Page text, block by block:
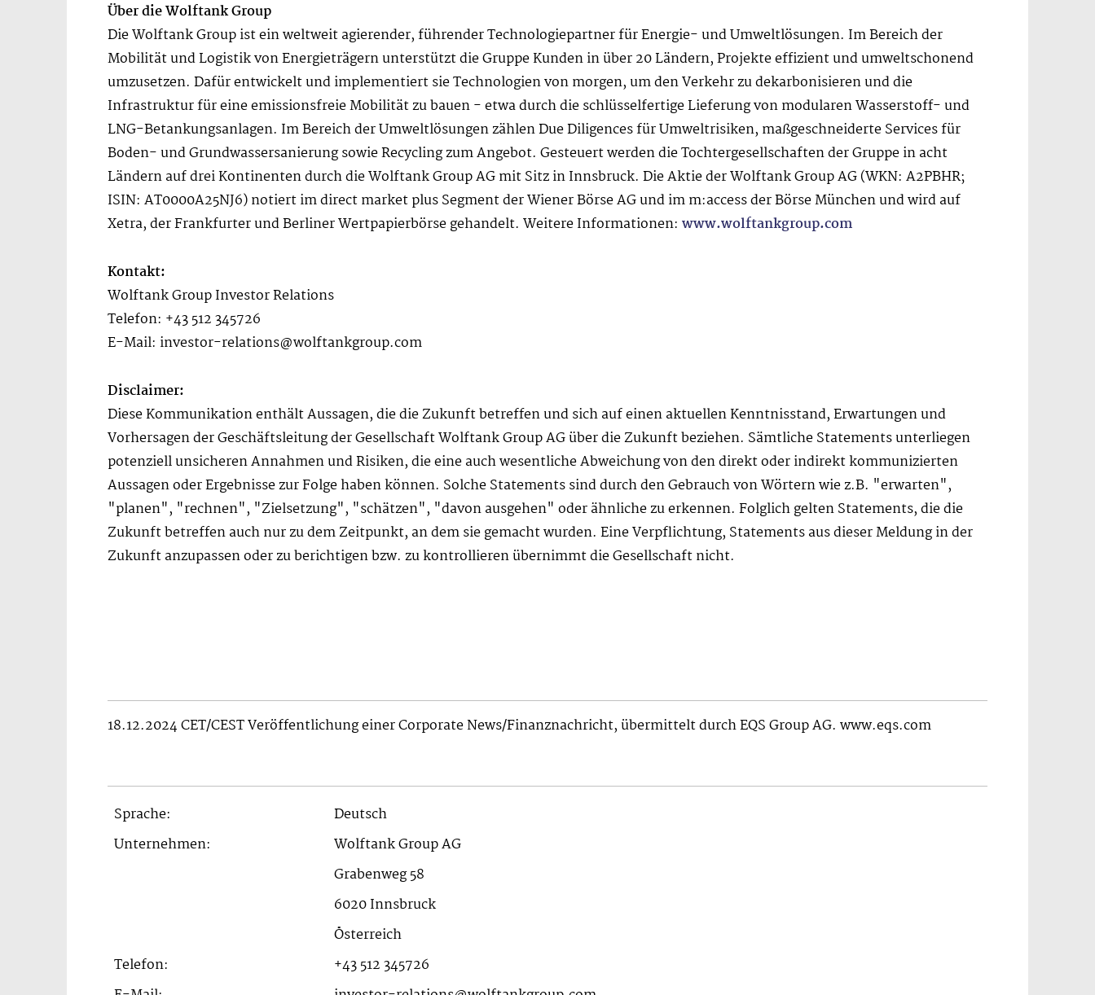
Über die Wolftank Group
Die Wolftank Group ist ein weltweit agierender, führender Technologiepartner für Energie- und Umweltlösungen. Im Bereich der
Mobilität und Logistik von Energieträgern unterstützt die Gruppe Kunden in über 20 Ländern, Projekte effizient und umweltschonend
umzusetzen. Dafür entwickelt und implementiert sie Technologien von morgen, um den Verkehr zu dekarbonisieren und die
Infrastruktur für eine emissionsfreie Mobilität zu bauen - etwa durch die schlüsselfertige Lieferung von modularen Wasserstoff- und
LNG-Betankungsanlagen. Im Bereich der Umweltlösungen zählen Due Diligences für Umweltrisiken, maßgeschneiderte Services für
Boden- und Grundwassersanierung sowie Recycling zum Angebot. Gesteuert werden die Tochtergesellschaften der Gruppe in acht
Ländern auf drei Kontinenten durch die Wolftank Group AG mit Sitz in Innsbruck. Die Aktie der Wolftank Group AG (WKN: A2PBHR;
ISIN: AT0000A25NJ6) notiert im direct market plus Segment der Wiener Börse AG und im m:access der Börse München und wird auf
Xetra, der Frankfurter und Berliner Wertpapierbörse gehandelt. Weitere Informationen: www.wolftankgroup.com
Kontakt:
Wolftank Group Investor Relations
Telefon: +43 512 345726
E-Mail: investor-relations@wolftankgroup.com
Disclaimer:
Diese Kommunikation enthält Aussagen, die die Zukunft betreffen und sich auf einen aktuellen Kenntnisstand, Erwartungen und
Vorhersagen der Geschäftsleitung der Gesellschaft Wolftank Group AG über die Zukunft beziehen. Sämtliche Statements unterliegen
potenziell unsicheren Annahmen und Risiken, die eine auch wesentliche Abweichung von den direkt oder indirekt kommunizierten
Aussagen oder Ergebnisse zur Folge haben können. Solche Statements sind durch den Gebrauch von Wörtern wie z.B. "erwarten",
"planen", "rechnen", "Zielsetzung", "schätzen", "davon ausgehen" oder ähnliche zu erkennen. Folglich gelten Statements, die die
Zukunft betreffen auch nur zu dem Zeitpunkt, an dem sie gemacht wurden. Eine Verpflichtung, Statements aus dieser Meldung in der
Zukunft anzupassen oder zu berichtigen bzw. zu kontrollieren übernimmt die Gesellschaft nicht.
18.12.2024 CET/CEST Veröffentlichung einer Corporate News/Finanznachricht, übermittelt durch EQS Group AG. www.eqs.com
Sprache:
Deutsch
Unternehmen:
Wolftank Group AG
Grabenweg 58
6020 Innsbruck
Österreich
Telefon:
+43 512 345726